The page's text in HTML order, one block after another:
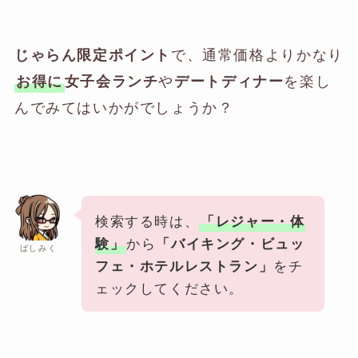
じゃらん限定ポイント で、通常価格よりかなり
お得に女子会ランチやデートディナーを楽し
んでみてはいかがでしょうか？
ばしみく
検索する時は、「レジャー・体
験」から 「バイキング・ビュッ
フェ・ホテルレストラン」 をチ
ェックしてください。